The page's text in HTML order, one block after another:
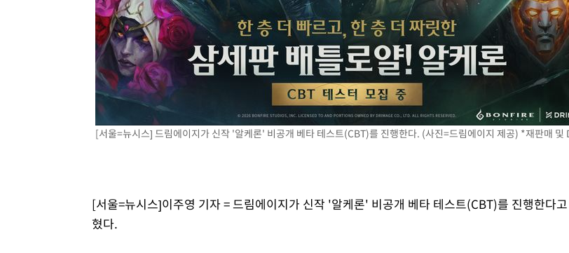
AT마드리드 데뷔 앞둔 이강인, 맨시티전 선발 대신 '벤치 시작'
[속보]與 강원·TK 당원투표 합산 김민석 48.54%로 승리…정청래
與 강원·TK 당원투표 합산 김민석 46.01%로 승리…정청래
[속보]與전대 권리당원투표…강원·경북 김민석, 대구 정청래 승리
[속보]與 당대표 경선, 경북 권리당원 투표 김민석 47.37%·정청래
[속보]與 당대표 경선, 대구 권리당원 투표 정청래 47.82%·김민석
[속보]與 당대표 경선, 강원 권리당원 투표 김민석 승리…50.30%
손흥민, 68분 뛰고 2경기 침묵…LAFC, 톨루카에 1-0 승리(종합)
'2경기 연속 침묵' 손흥민, 톨루카전 68분만 뛰고 슈팅 0개
[서울=뉴시스] 드림에이지가 신작 '알케론' 비공개 베타 테스트(CBT)를 진행한다. (사진=드림에이지 제공) *재판매 및
[서울=뉴시스]이주영 기자 = 드림에이지가 신작 '알케론' 비공개 베타 테스트(CBT)를 진행한다
혔다.